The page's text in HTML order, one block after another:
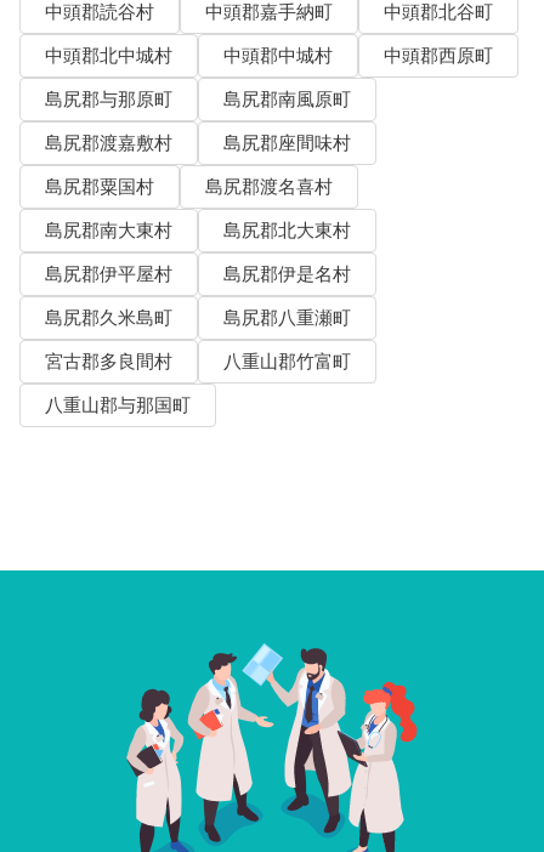
中頭郡読谷村
中頭郡嘉手納町
中頭郡北谷町
中頭郡北中城村
中頭郡中城村
中頭郡西原町
島尻郡与那原町
島尻郡南風原町
島尻郡渡嘉敷村
島尻郡座間味村
島尻郡粟国村
島尻郡渡名喜村
島尻郡南大東村
島尻郡北大東村
島尻郡伊平屋村
島尻郡伊是名村
島尻郡久米島町
島尻郡八重瀬町
宮古郡多良間村
八重山郡竹富町
八重山郡与那国町